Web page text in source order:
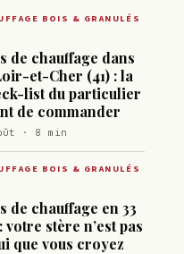
BOIS & GRANULÉS
de chauffage dans
et-Cher (41) : la
list du particulier
de commander
· 8 min
BOIS & GRANULÉS
de chauffage en 33
votre stère n’est pas
que vous croyez